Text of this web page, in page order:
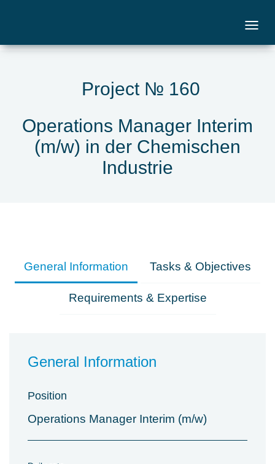
Project № 160
Operations Manager Interim
(m/w) in der Chemischen
Industrie
General Information Tasks & Objectives
Requirements & Expertise
General Information
Position
Operations Manager Interim (m/w)